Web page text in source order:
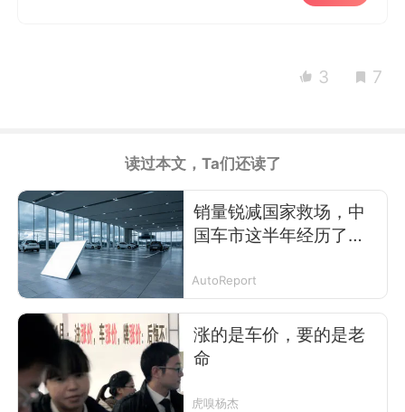
3 7
读过本文，Ta们还读了
销量锐减国家救场，中
国车市这半年经历了什
AutoReport
涨的是车价，要的是老
命
虎嗅杨杰